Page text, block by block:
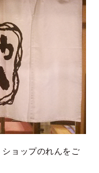
ョップのれんをご